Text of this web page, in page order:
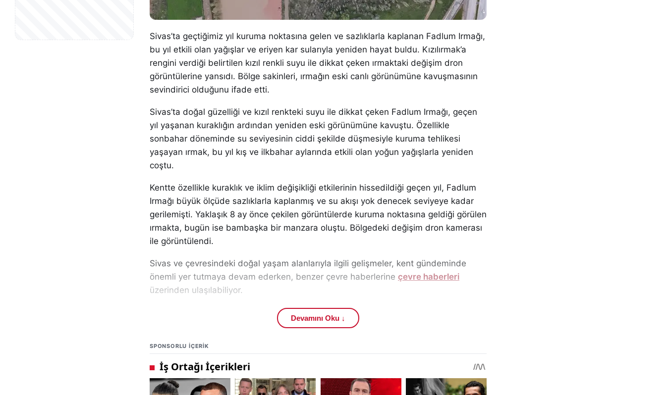
Sivas’ta geçtiğimiz yıl kuruma noktasına gelen ve sazlıklarla kaplanan Fadlum Irmağı,
bu yıl etkili olan yağışlar ve eriyen kar sularıyla yeniden hayat buldu. Kızılırmak’a
rengini verdiği belirtilen kızıl renkli suyu ile dikkat çeken ırmaktaki değişim dron
görüntülerine yansıdı. Bölge sakinleri, ırmağın eski canlı görünümüne kavuşmasının
sevindirici olduğunu ifade etti.
Sivas’ta doğal güzelliği ve kızıl renkteki suyu ile dikkat çeken Fadlum Irmağı, geçen
yıl yaşanan kuraklığın ardından yeniden eski görünümüne kavuştu. Özellikle
sonbahar döneminde su seviyesinin ciddi şekilde düşmesiyle kuruma tehlikesi
yaşayan ırmak, bu yıl kış ve ilkbahar aylarında etkili olan yoğun yağışlarla yeniden
coştu.
Kentte özellikle kuraklık ve iklim değişikliği etkilerinin hissedildiği geçen yıl, Fadlum
Irmağı büyük ölçüde sazlıklarla kaplanmış ve su akışı yok denecek seviyeye kadar
gerilemişti. Yaklaşık 8 ay önce çekilen görüntülerde kuruma noktasına geldiği görülen
ırmakta, bugün ise bambaşka bir manzara oluştu. Bölgedeki değişim dron kamerası
ile görüntülendi.
Sivas ve çevresindeki doğal yaşam alanlarıyla ilgili gelişmeler, kent gündeminde
önemli yer tutmaya devam ederken, benzer çevre haberlerine çevre haberleri
üzerinden ulaşılabiliyor.
Sivas’ın önemli doğal su kaynaklarından biri olarak gösterilen Fadlum Irmağı, kızıl
renkteki suyu nedeniyle dikkat çekiyor. Bölge halkı tarafından uzun yıllardır bilinen
Irmağın renginin oluşumunda bölgedeki killi toprak yapısının etkili olduğu belirtiliyor.
Özellikle yağışların artmasıyla birlikte yüksek kesimlerden taşınan kil içerikli toprak,
suya kızıl bir ton veriyor. Bu özelliği nedeniyle Fadlum Irmağı’nın, Türkiye’nin en uzun
Devamını Oku ↓
SPONSORLU IÇERIK